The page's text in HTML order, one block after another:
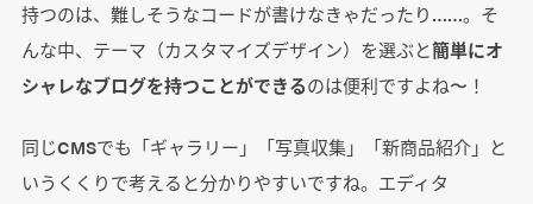
持つのは、難しそうなコードが書けなきゃだったり……。そ
んな中、テーマ（カスタマイズデザイン）を選ぶと簡単にオ
シャレなブログを持つことができるのは便利ですよね〜！
同じCMSでも「ギャラリー」「写真収集」「新商品紹介」と
いうくくりで考えると分かりやすいですね。エディタ